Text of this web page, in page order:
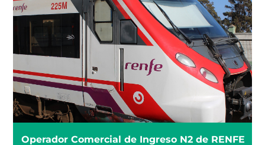
Operador Comercial de Ingreso N2 de RENFE
OPERADOR COMERCIAL DE
INGRESO N2 DE RENFE
INFÓRMATE